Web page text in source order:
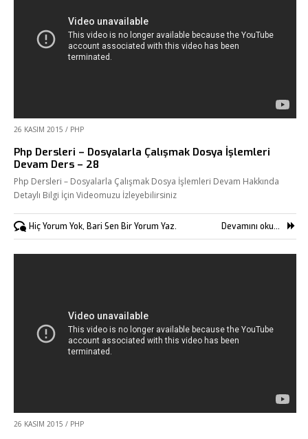
Hizmetlerimiz
Online Araçlar
Fikir Proje Blogluyor
İnsan Kaynakları
26 KASIM 2015 / PHP
Php Dersleri – Dosyalarla Çalışmak Dosya İşlemleri
Devam Ders – 28
Php Dersleri – Dosyalarla Çalışmak Dosya İşlemleri Devam Hakkında
Detaylı Bilgi İçin Videomuzu İzleyebilirsiniz
Hiç Yorum Yok, Bari Sen Bir Yorum Yaz. Devamını oku...
26 KASIM 2015 / PHP